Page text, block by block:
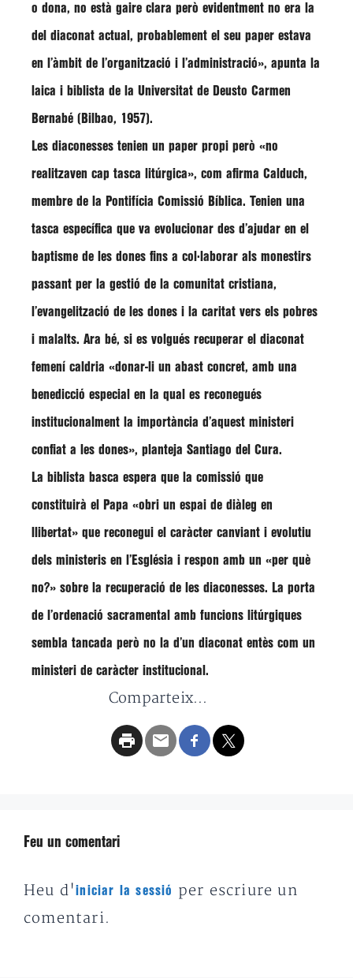
o dona, no està gaire clara però evidentment no era la
del diaconat actual, probablement el seu paper estava
en l’àmbit de l’organització i l’administració», apunta la
laica i biblista de la Universitat de Deusto Carmen
Bernabé (Bilbao, 1957).
Les diaconesses tenien un paper propi però «no
realitzaven cap tasca litúrgica», com afirma Calduch,
membre de la Pontifícia Comissió Bíblica. Tenien una
tasca específica que va evolucionar des d’ajudar en el
baptisme de les dones fins a col·laborar als monestirs
passant per la gestió de la comunitat cristiana,
l’evangelització de les dones i la caritat vers els pobres
i malalts. Ara bé, si es volgués recuperar el diaconat
femení caldria «donar-li un abast concret, amb una
benedicció especial en la qual es reconegués
institucionalment la importància d’aquest ministeri
confiat a les dones», planteja Santiago del Cura.
La biblista basca espera que la comissió que
constituirà el Papa «obri un espai de diàleg en
llibertat» que reconegui el caràcter canviant i evolutiu
dels ministeris en l’Església i respon amb un «per què
no?» sobre la recuperació de les diaconesses. La porta
de l’ordenació sacramental amb funcions litúrgiques
sembla tancada però no la d’un diaconat entès com un
ministeri de caràcter institucional.
Comparteix...
Feu un comentari
Heu d'iniciar la sessió
per escriure un
comentari.